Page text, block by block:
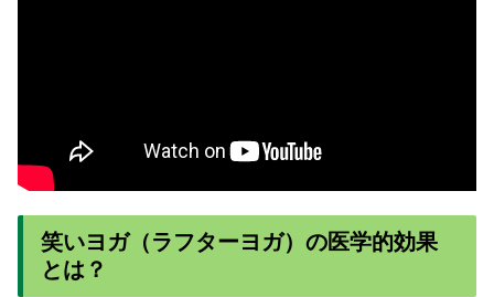
笑いヨガ（ラフターヨガ）の医学的効果
とは？